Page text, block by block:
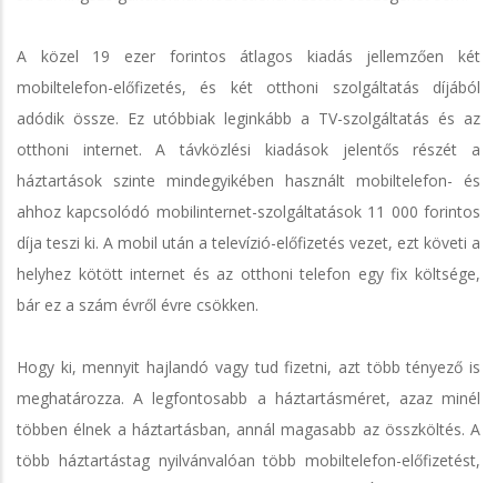
A közel 19 ezer forintos átlagos kiadás jellemzően két
mobiltelefon-előfizetés, és két otthoni szolgáltatás díjából
adódik össze. Ez utóbbiak leginkább a TV-szolgáltatás és az
otthoni internet. A távközlési kiadások jelentős részét a
háztartások szinte mindegyikében használt mobiltelefon- és
ahhoz kapcsolódó mobilinternet-szolgáltatások 11 000 forintos
díja teszi ki. A mobil után a televízió-előfizetés vezet, ezt követi a
helyhez kötött internet és az otthoni telefon egy fix költsége,
bár ez a szám évről évre csökken.
Hogy ki, mennyit hajlandó vagy tud fizetni, azt több tényező is
meghatározza. A legfontosabb a háztartásméret, azaz minél
többen élnek a háztartásban, annál magasabb az összköltés. A
több háztartástag nyilvánvalóan több mobiltelefon-előfizetést,